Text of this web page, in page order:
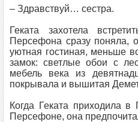
– Здравствуй… сестра.
Геката захотела
Персефона сразу поняла,
уютная гостиная, меньше
замок: светлые обои с
мебель века из
покрывала и вышитая
Когда Геката приходила
Персефоне, она